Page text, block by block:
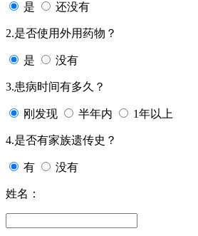
是 还没有
2.是否使用外用药物？
是 没有
3.患病时间有多久？
刚发现 半年内 1年以上
4.是否有家族遗传史？
有 没有
姓名：